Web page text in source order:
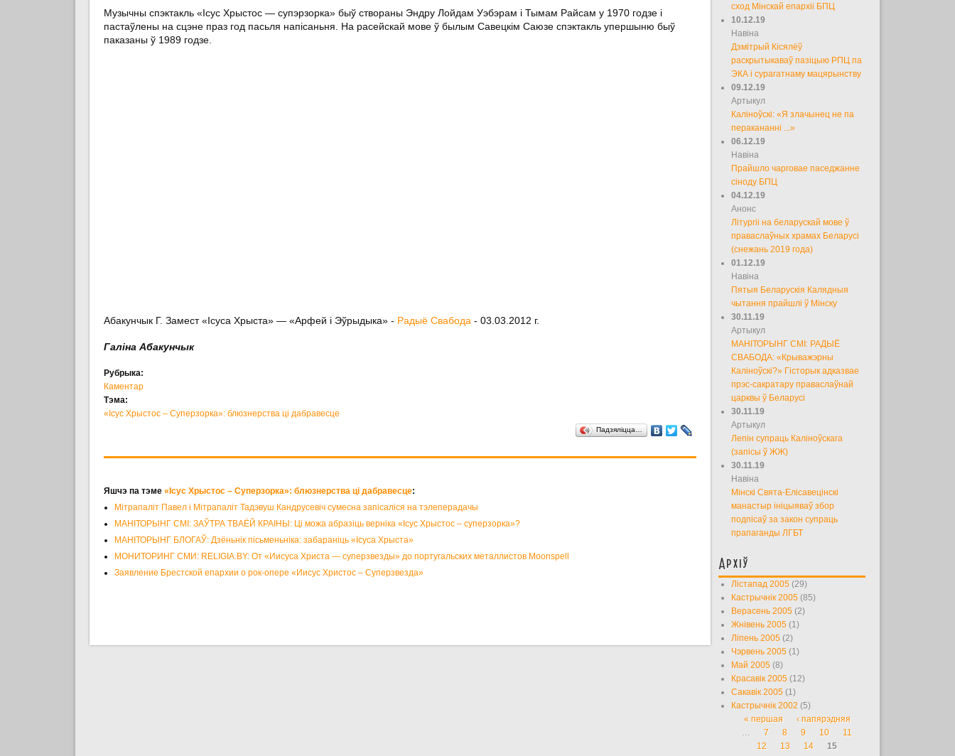
Музычны спэктакль «Ісус Хрыстос — супэрзорка» быў створаны Эндру Лойдам Уэбэрам і Тымам Райсам у 1970 годзе і
пастаўлены на сцэне праз год пасьля напісаньня. На расейскай мове ў былым Савецкім Саюзе спэктакль упершыню быў
паказаны ў 1989 годзе.
Абакунчык Г. Замест «Ісуса Хрыста» — «Арфей і Эўрыдыка» - Радыё Свабода - 03.03.2012 г.
Галіна Абакунчык
Рубрыка:
Каментар
Тэма:
«Ісус Хрыстос – Суперзорка»: блюзнерства ці дабравесце
Падзяліцца…
Яшчэ па тэме «Ісус Хрыстос – Суперзорка»: блюзнерства ці дабравесце:
Мітрапаліт Павел і Мітрапаліт Тадэвуш Кандрусевіч сумесна запісаліся на тэлеперадачы
МАНІТОРЫНГ СМІ: ЗАЎТРА ТВАЁЙ КРАІНЫ: Ці можа абразіць верніка «Ісус Хрыстос – суперзорка»?
МАНІТОРЫНГ БЛОГАЎ: Дзёньнік пісьменьніка: забараніць «Ісуса Хрыста»
МОНИТОРИНГ СМИ: RELIGIA.BY: От «Иисуса Христа — суперзвезды» до португальских металлистов Moonspell
Заявление Брестской епархии о рок-опере «Иисус Христос – Суперзвезда»
сход Мінскай епархіі БПЦ
10.12.19
Навіна
Дзмітрый Кісялёў
раскрытыкаваў пазіцыю РПЦ па
ЭКА і сурагатнаму мацярынству
09.12.19
Артыкул
Каліноўскі: «Я злачынец не па
перакананні ...»
06.12.19
Навіна
Прайшло чарговае паседжанне
сіноду БПЦ
04.12.19
Анонс
Літургіі на беларускай мове ў
праваслаўных храмах Беларусі
(снежань 2019 года)
01.12.19
Навіна
Пятыя Беларускія Калядныя
чытання прайшлі ў Мінску
30.11.19
Артыкул
МАНІТОРЫНГ СМІ: РАДЫЁ
СВАБОДА: «Крыважэрны
Каліноўскі?» Гісторык адказвае
прэс-сакратару праваслаўнай
царквы ў Беларусі
30.11.19
Артыкул
Лепін супраць Каліноўскага
(запісы ў ЖЖ)
30.11.19
Навіна
Мінскі Свята-Елісавецінскі
манастыр ініцыяваў збор
подпісаў за закон супраць
прапаганды ЛГБТ
Архіў
Лістапад 2005 (29)
Кастрычнік 2005 (85)
Верасень 2005 (2)
Жнівень 2005 (1)
Ліпень 2005 (2)
Чэрвень 2005 (1)
Май 2005 (8)
Красавік 2005 (12)
Сакавік 2005 (1)
Кастрычнік 2002 (5)
Старонкі
« першая
‹ папярэдняя
…
7 8 9 10
11
12
13 14 15